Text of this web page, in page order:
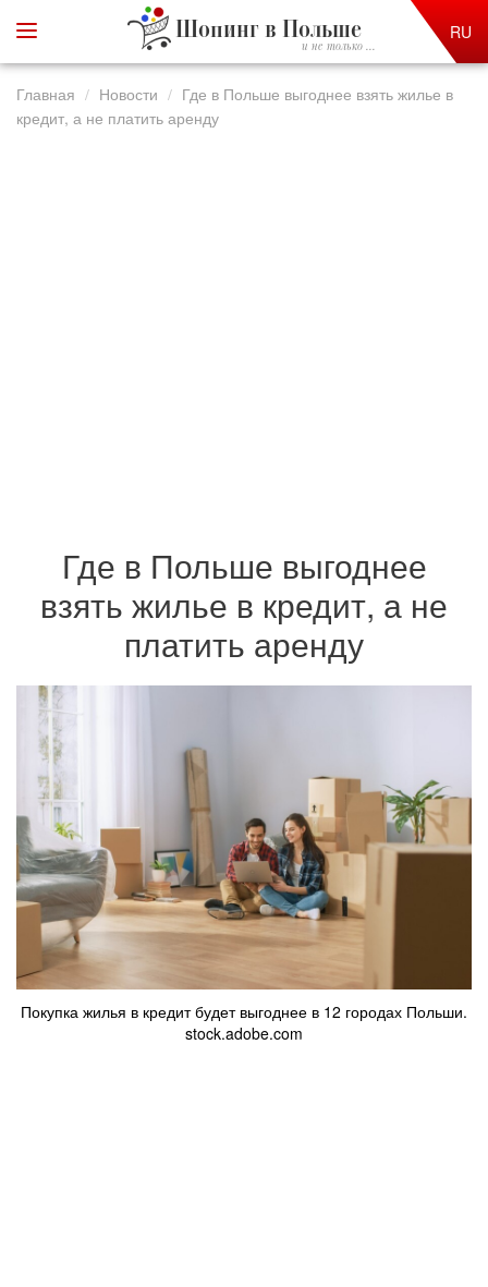
Шопинг в Польше
и не только ...
RU
Главная Новости
Где в Польше выгоднее взять жилье в
кредит, а не платить аренду
Где в Польше выгоднее
взять жилье в кредит, а не
платить аренду
Покупка жилья в кредит будет выгоднее в 12 городах Польши.
stock.adobe.com